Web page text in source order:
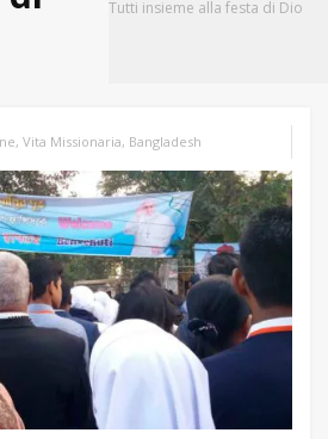
Tutti insieme alla festa di Dio
, Vita Missionaria, Bangladesh